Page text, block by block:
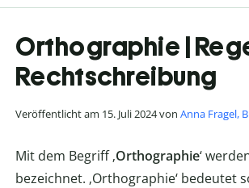
Orthographie |
Rechtschreibung
Veröffentlicht am 15. Juli 2024 von Anna Fragel,
Mit dem Begriff ‚Orthographie‘
bezeichnet. ‚Orthographie‘ bedeutet